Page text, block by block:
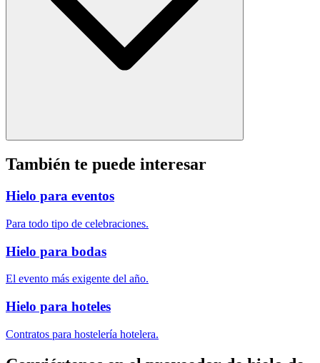
También te puede interesar
Hielo para eventos
Para todo tipo de celebraciones.
Hielo para bodas
El evento más exigente del año.
Hielo para hoteles
Contratos para hostelería hotelera.